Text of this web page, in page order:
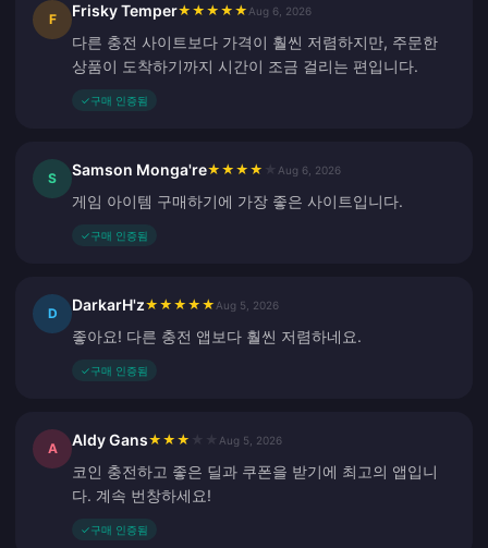
F Frisky Temper★ ★ ★ ★ ★ Aug 6, 2026
다른 충전 사이트보다 가격이 훨씬 저렴하지만, 주문한
상품이 도착하기까지 시간이 조금 걸리는 편입니다.
✓구매 인증됨
S Samson Monga're★ ★ ★ ★ Aug 6, 2026
게임 아이템 구매하기에 가장 좋은 사이트입니다.
✓구매 인증됨
D DarkarH'z★ ★ ★ ★ ★ Aug 5, 2026
좋아요! 다른 충전 앱보다 훨씬 저렴하네요.
✓구매 인증됨
A Aldy Gans★ ★ ★ Aug 5, 2026
코인 충전하고 좋은 딜과 쿠폰을 받기에 최고의 앱입니
다. 계속 번창하세요!
✓구매 인증됨